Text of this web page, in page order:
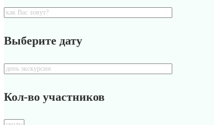
Выберите дату
Кол-во участников